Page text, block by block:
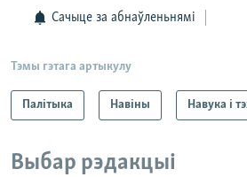
Сачыце за абнаўленьнямі
Тэмы гэтага артыкулу
Палітыка Навіны Навука і
Выбар рэдакцыі